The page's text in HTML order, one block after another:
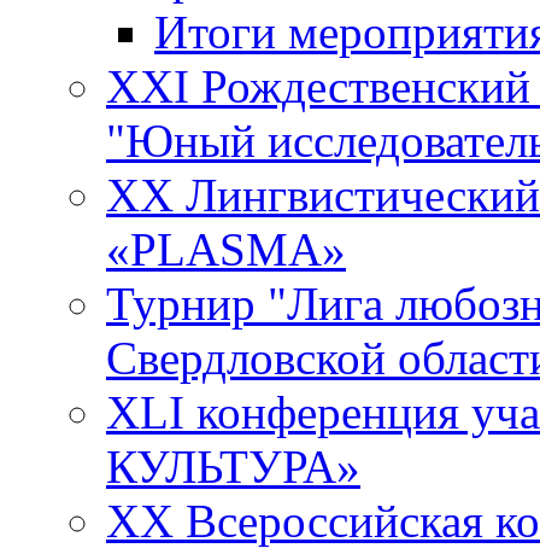
Итоги
XXI
"Юный
XX
«PLASMA»
Турнир "Лига
Свердловской
XLI конференция
КУЛЬТУРА»
XX Всероссийская